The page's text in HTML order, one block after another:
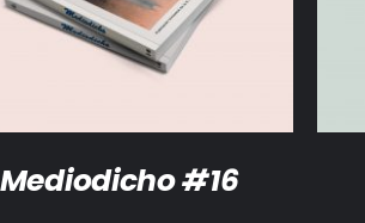
DETALLES
Mediodicho #16